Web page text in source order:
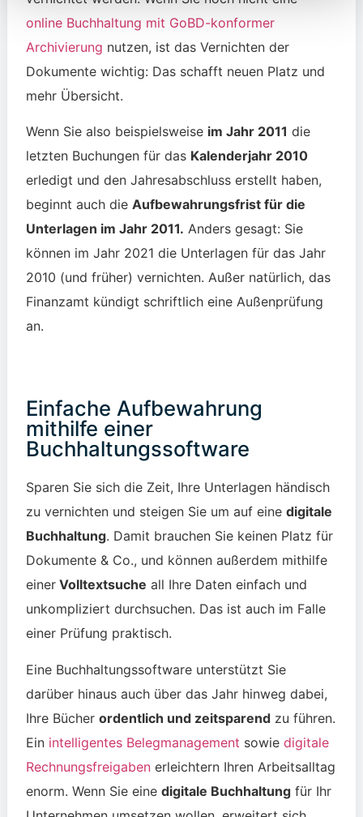
online Buchhaltung mit GoBD-konformer
Archivierung nutzen, ist das Vernichten der
Dokumente wichtig: Das schafft neuen Platz und
mehr Übersicht.
Wenn Sie also beispielsweise im Jahr 2011 die
letzten Buchungen für das Kalenderjahr 2010
erledigt und den Jahresabschluss erstellt haben,
beginnt auch die Aufbewahrungsfrist für die
Unterlagen im Jahr 2011. Anders gesagt: Sie
können im Jahr 2021 die Unterlagen für das Jahr
2010 (und früher) vernichten. Außer natürlich, das
Finanzamt kündigt schriftlich eine Außenprüfung
an.
Einfache Aufbewahrung
mithilfe einer
Buchhaltungssoftware
Sparen Sie sich die Zeit, Ihre Unterlagen händisch
zu vernichten und steigen Sie um auf eine digitale
Buchhaltung. Damit brauchen Sie keinen Platz für
Dokumente & Co., und können außerdem mithilfe
einerVolltextsuche all Ihre Daten einfach und
unkompliziert durchsuchen. Das ist auch im Falle
einer Prüfung praktisch.
Eine Buchhaltungssoftware unterstützt Sie
darüber hinaus auch über das Jahr hinweg dabei,
Ihre Bücher ordentlich und zeitsparendzu führen.
Ein intelligentes Belegmanagement sowie digitale
Rechnungsfreigabenerleichtern Ihren Arbeitsalltag
enorm. Wenn Sie eine digitale Buchhaltungfür Ihr